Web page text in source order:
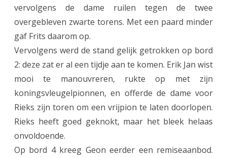
vervolgens de dame ruilen tegen de twee
overgebleven zwarte torens. Met een paard minder
gaf Frits daarom op.
Vervolgens werd de stand gelijk getrokken op bord
2: deze zat er al een tijdje aan te komen. Erik Jan wist
mooi te manouvreren, rukte op met zijn
koningsvleugelpionnen, en offerde de dame voor
Rieks zijn toren om een vrijpion te laten doorlopen.
Rieks heeft goed geknokt, maar het bleek helaas
onvoldoende.
Op bord 4 kreeg Geon eerder een remiseaanbod.